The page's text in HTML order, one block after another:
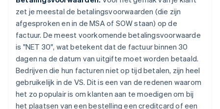
zet je meestal de betalingsvoorwaarden (die zijn
afgesproken en in de MSA of SOW staan) op de
factuur. De meest voorkomende betalingsvoorwaarde
is "NET 30", wat betekent dat de factuur binnen 30
dagen na de datum van uitgifte moet worden betaald.
Bedrijven die hun facturen niet op tijd betalen, zijn heel
gebruikelijk in de VS. Dit is een van de redenen waarom
het zo populair is om klanten aan te moedigen om bij
het plaatsen van een bestelling een creditcard of een